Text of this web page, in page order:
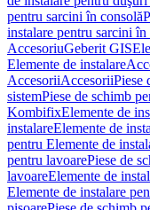
pentru sarcini în consolă
instalare pentru sarcini în
AccesoriuGeberit GIS
Elemente de instalare
AccesoriiAccesoriiPiese
sistemPiese de schimb
KombifixElemente de
instalareElemente de
pentru Elemente de
pentru lavoarePiese de
lavoareElemente de
Elemente de instalare